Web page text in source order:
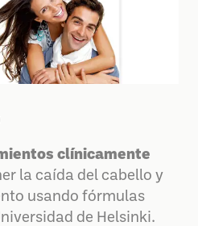
clínicamente
la caída del cabello y
usando fórmulas
de Helsinki.